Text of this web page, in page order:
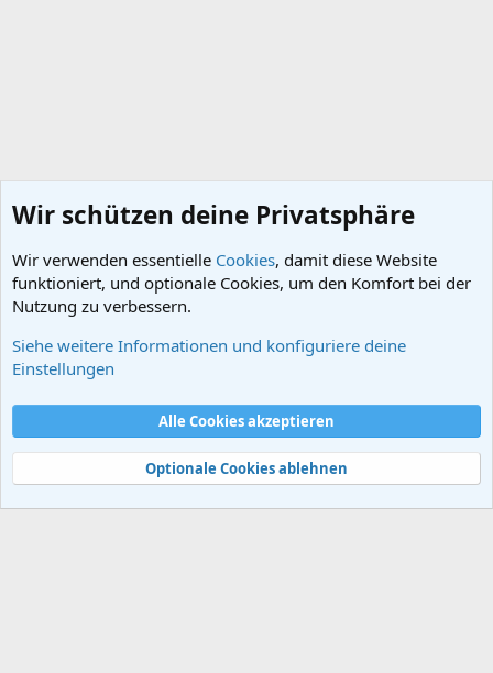
Frühzeit des Menschen
Nutzungsbedingungen
Datenschutz
Hilfe und Impressum
Start
R
S
Community platform by XenForo® © 2010-2024 XenForo Ltd.
Wir schützen deine Privatsphäre
Wir verwenden essentielle Cookies, damit diese Website
funktioniert, und optionale Cookies, um den Komfort bei der
Nutzung zu verbessern.
Siehe weitere Informationen und konfiguriere deine
Einstellungen
Alle Cookies akzeptieren
Optionale Cookies ablehnen